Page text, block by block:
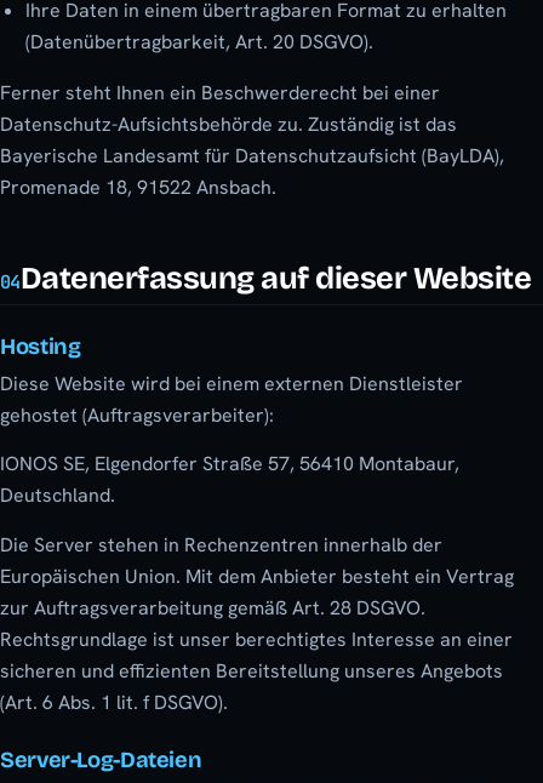
Ihre Daten in einem übertragbaren Format zu erhalten
(Datenübertragbarkeit, Art. 20 DSGVO).
Ferner steht Ihnen ein Beschwerderecht bei einer
Datenschutz-Aufsichtsbehörde zu. Zuständig ist das
Bayerische Landesamt für Datenschutzaufsicht (BayLDA),
Promenade 18, 91522 Ansbach.
04Datenerfassung auf dieser Website
Hosting
Diese Website wird bei einem externen Dienstleister
gehostet (Auftragsverarbeiter):
IONOS SE, Elgendorfer Straße 57, 56410 Montabaur,
Deutschland.
Die Server stehen in Rechenzentren innerhalb der
Europäischen Union. Mit dem Anbieter besteht ein Vertrag
zur Auftragsverarbeitung gemäß Art. 28 DSGVO.
Rechtsgrundlage ist unser berechtigtes Interesse an einer
sicheren und effizienten Bereitstellung unseres Angebots
(Art. 6 Abs. 1 lit. f DSGVO).
Server-Log-Dateien